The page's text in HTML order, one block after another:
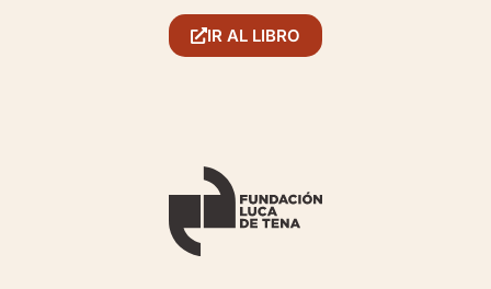
IR AL LIBRO